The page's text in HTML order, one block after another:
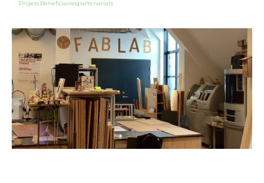
Projets Beneficiairespartenariats